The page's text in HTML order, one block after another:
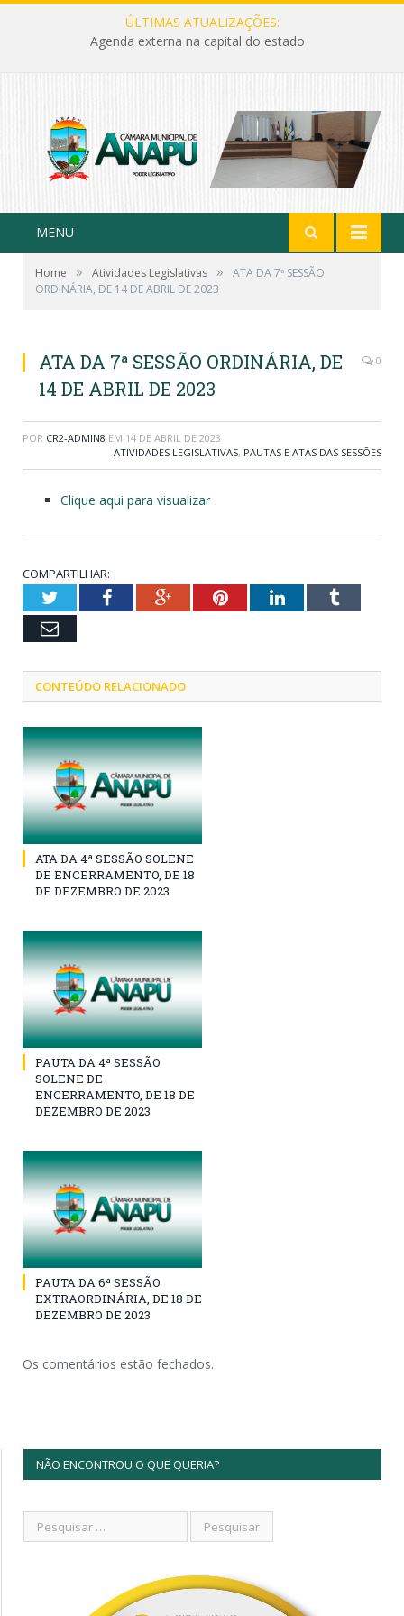
ÚLTIMAS ATUALIZAÇÕES:
Agenda externa na capital do estado
MENU
Home » Atividades Legislativas »
ATA DA 7ª SESSÃO
ORDINÁRIA, DE 14 DE ABRIL DE 2023
ATA DA 7ª SESSÃO ORDINÁRIA, DE
14 DE ABRIL DE 2023
0
POR CR2-ADMIN8 EM 14 DE ABRIL DE 2023
ATIVIDADES LEGISLATIVAS, PAUTAS E ATAS DAS SESSÕES
Clique aqui para visualizar
COMPARTILHAR:
TwitterFacebookGoogle+PinterestLinkedInTumblr
Email
CONTEÚDO RELACIONADO
ATA DA 4ª SESSÃO SOLENE
DE ENCERRAMENTO, DE 18
DE DEZEMBRO DE 2023
PAUTA DA 4ª SESSÃO
SOLENE DE
ENCERRAMENTO, DE 18 DE
DEZEMBRO DE 2023
PAUTA DA 6ª SESSÃO
EXTRAORDINÁRIA, DE 18 DE
DEZEMBRO DE 2023
Os comentários estão fechados.
NÃO ENCONTROU O QUE QUERIA?